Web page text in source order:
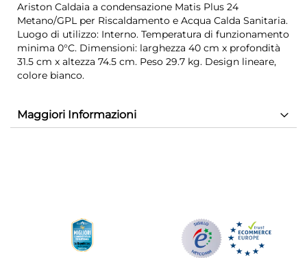
Ariston Caldaia a condensazione Matis Plus 24
Metano/GPL per Riscaldamento e Acqua Calda Sanitaria.
Luogo di utilizzo: Interno. Temperatura di funzionamento
minima 0°C. Dimensioni: larghezza 40 cm x profondità
31.5 cm x altezza 74.5 cm. Peso 29.7 kg. Design lineare,
colore bianco.
Maggiori Informazioni